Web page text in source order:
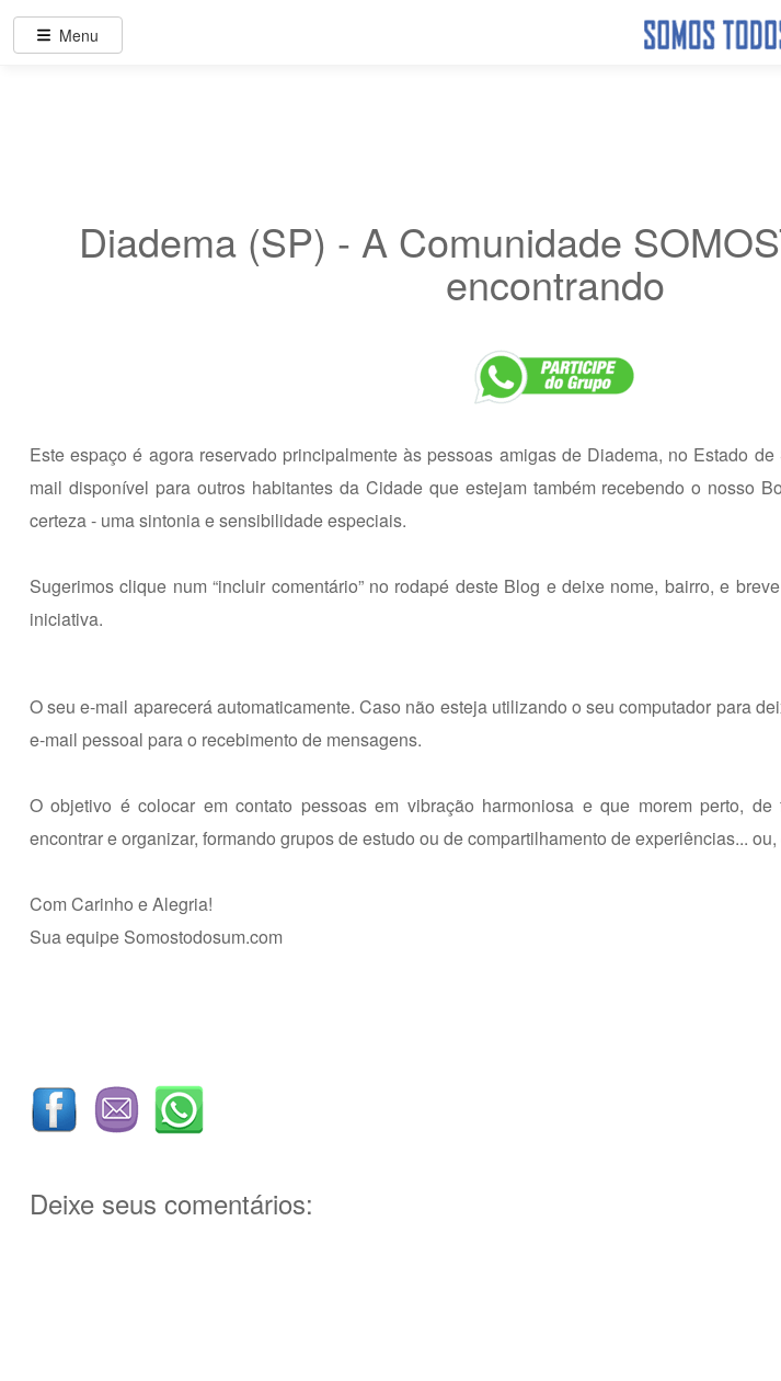
Diadema (SP) - A Comunidade
encontrando
Este espaço é agora reservado principalmente às pessoas amigas de Diadema, no Estado
mail disponível para outros habitantes da Cidade que estejam também recebendo o nosso
certeza - uma sintonia e sensibilidade especiais.
Sugerimos clique num “incluir comentário” no rodapé deste Blog e deixe nome, bairro, e
iniciativa.
O seu e-mail aparecerá automaticamente. Caso não esteja utilizando o seu computador para
e-mail pessoal para o recebimento de mensagens.
O objetivo é colocar em contato pessoas em vibração harmoniosa e que morem perto,
encontrar e organizar, formando grupos de estudo ou de compartilhamento de experiências...
Com Carinho e Alegria!
Sua equipe Somostodosum.com
Deixe seus comentários:
Menu